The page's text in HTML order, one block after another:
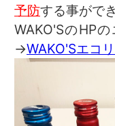
予防する事がで
WAKO'SのHP
→WAKO'Sエコ